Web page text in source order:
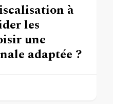
à
les
une
adaptée ?